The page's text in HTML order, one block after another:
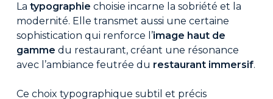
La typographie choisie incarne la sobriété et la
modernité. Elle transmet aussi une certaine
sophistication qui renforce l’image haut de
gamme du restaurant, créant une résonance
avec l’ambiance feutrée du restaurant immersif.
Ce choix typographique subtil et précis